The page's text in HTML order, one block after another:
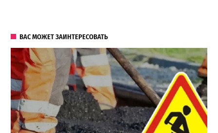
ВАС МОЖЕТ ЗАИНТЕРЕСОВАТЬ